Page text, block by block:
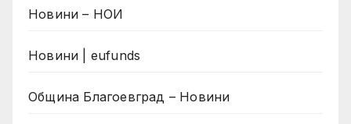
Новини – НОИ
Новини | eufunds
Община Благоевград – Новини